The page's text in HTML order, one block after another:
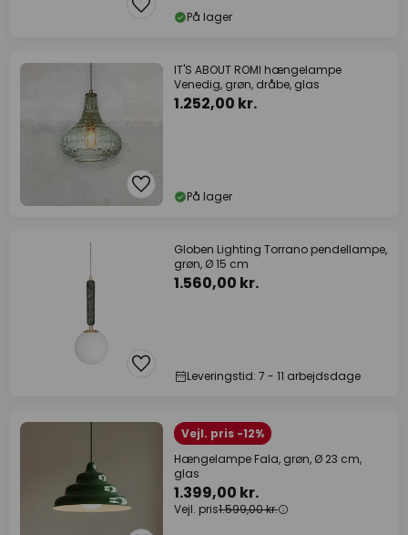
På lager
IT'S ABOUT ROMI hængelampe
Venedig, grøn, dråbe, glas
1.252,00 kr.
På lager
Globen Lighting Torrano pendellampe,
grøn, Ø 15 cm
1.560,00 kr.
Leveringstid: 7 - 11 arbejdsdage
Vejl. pris -12%
Hængelampe Fala, grøn, Ø 23 cm,
glas
1.399,00 kr.
Vejl. pris1.599,00 kr.